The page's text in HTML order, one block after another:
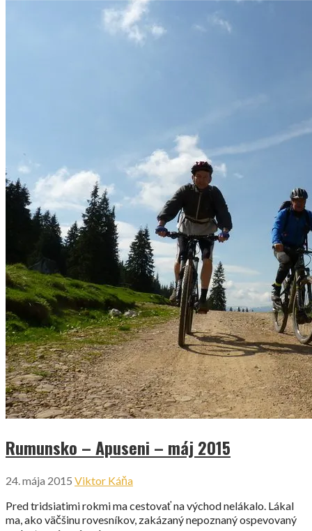
Rumunsko – Apuseni – máj 2015
24. mája 2015 Viktor Káňa
Pred tridsiatimi rokmi ma cestovať na východ nelákalo. Lákal
ma, ako väčšinu rovesníkov, zakázaný nepoznaný ospevovaný